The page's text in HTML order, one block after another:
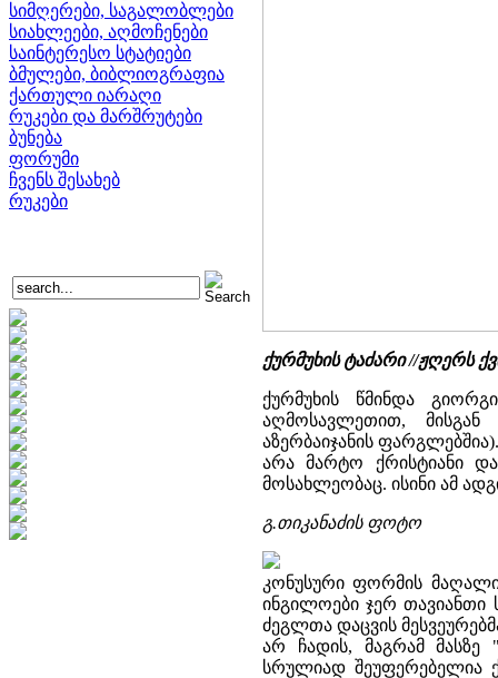
სიმღერები, საგალობლები
სიახლეები, აღმოჩენები
საინტერესო სტატიები
ბმულები, ბიბლიოგრაფია
ქართული იარაღი
რუკები და მარშრუტები
ბუნება
ფორუმი
ჩვენს შესახებ
რუკები
ქურმუხის ტაძარი //ჟღერს
ქურმუხის წმინდა
აღმოსავლეთით,
აზერბაიჯანის
არა მარტო ქრისტიანი
მოსახლეობაც. ისინი ამ
გ.თიკანაძის ფოტო
კონუსური ფორმის
ინგილოები ჯერ თავიანთი
ძეგლთა დაცვის
არ ჩადის, მაგრამ მასზე
სრულიად შეუფერებელია